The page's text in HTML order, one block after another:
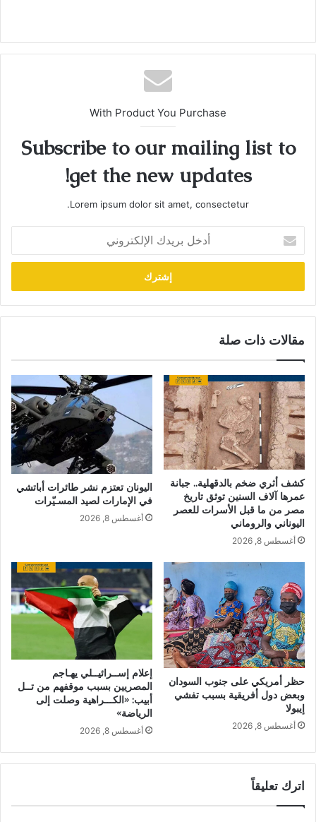
With Product You Purchase
Subscribe to our mailing list to
get the new updates!
Lorem ipsum dolor sit amet, consectetur.
بريدك
الإلكتروني
مقالات ذات صلة
كشف أثري ضخم بالدقهلية.. جبانة
عمرها آلاف السنين توثق تاريخ
مصر من ما قبل الأسرات للعصر
اليوناني والروماني
أغسطس 8, 2026
اليونان تعتزم نشر طائرات أباتشي
في الإمارات لصيد المسـيّرات
أغسطس 8, 2026
حظر أمريكي على جنوب السودان
وبعض دول أفريقية بسبب تفشي
إيبولا
أغسطس 8, 2026
إعلام إســرائيــلي يهـاجم
المصريين بسبب موقفهم من تــل
أبيب: «الكـــراهية وصلت إلى
الرياضة»
أغسطس 8, 2026
اترك تعليقاً